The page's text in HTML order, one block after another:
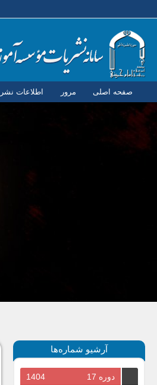
صفحه اصلی مرور اطلاعات
آرشیو شماره‌ها
دوره 17 1404